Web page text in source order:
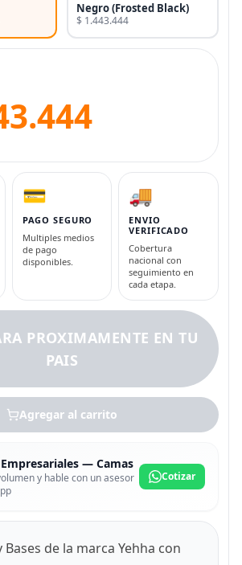
Negro (Frosted Black)
$ 1.443.444
💳
PAGO SEGURO
Multiples medios
de pago
disponibles.
🚚
ENVIO
VERIFICADO
Cobertura
nacional con
seguimiento en
cada etapa.
PROXIMAMENTE EN TU
PAIS
Agregar al carrito
— Camas
y hable con un asesor
Cotizar
de la marca Yehha con